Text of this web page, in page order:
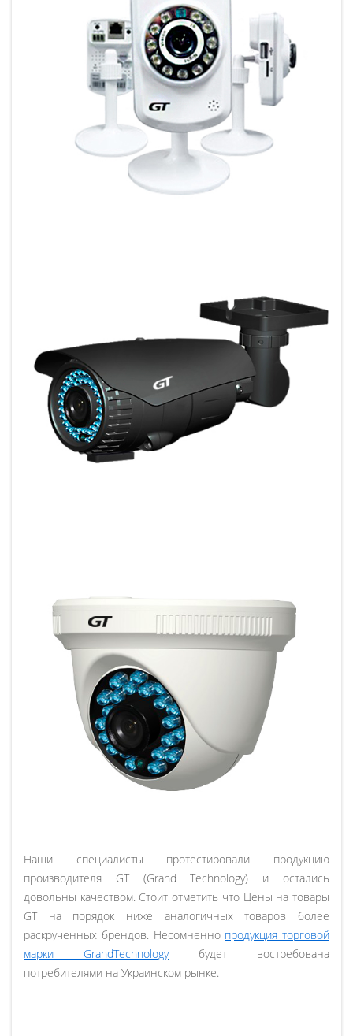
Наши специалисты протестировали продукцию
производителя GT (Grand Technology) и остались
довольны качеством. Стоит отметить что Цены на товары
GT на порядок ниже аналогичных товаров более
раскрученных брендов. Несомненно продукция торговой
марки GrandTechnologyбудет востребована
потребителями на Украинском рынке.